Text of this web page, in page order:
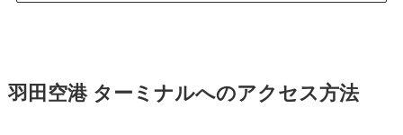
羽田空港 ターミナルへのアクセス方法